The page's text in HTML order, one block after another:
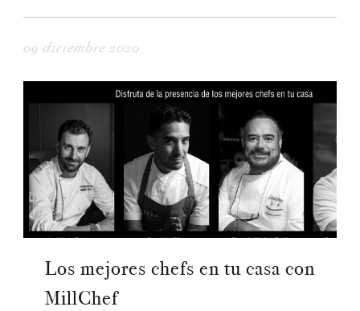
09 diciembre 2020
Los mejores chefs en tu casa con
MillChef